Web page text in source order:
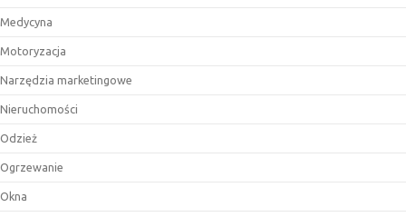
Medycyna
Motoryzacja
Narzędzia marketingowe
Nieruchomości
Odzież
Ogrzewanie
Okna